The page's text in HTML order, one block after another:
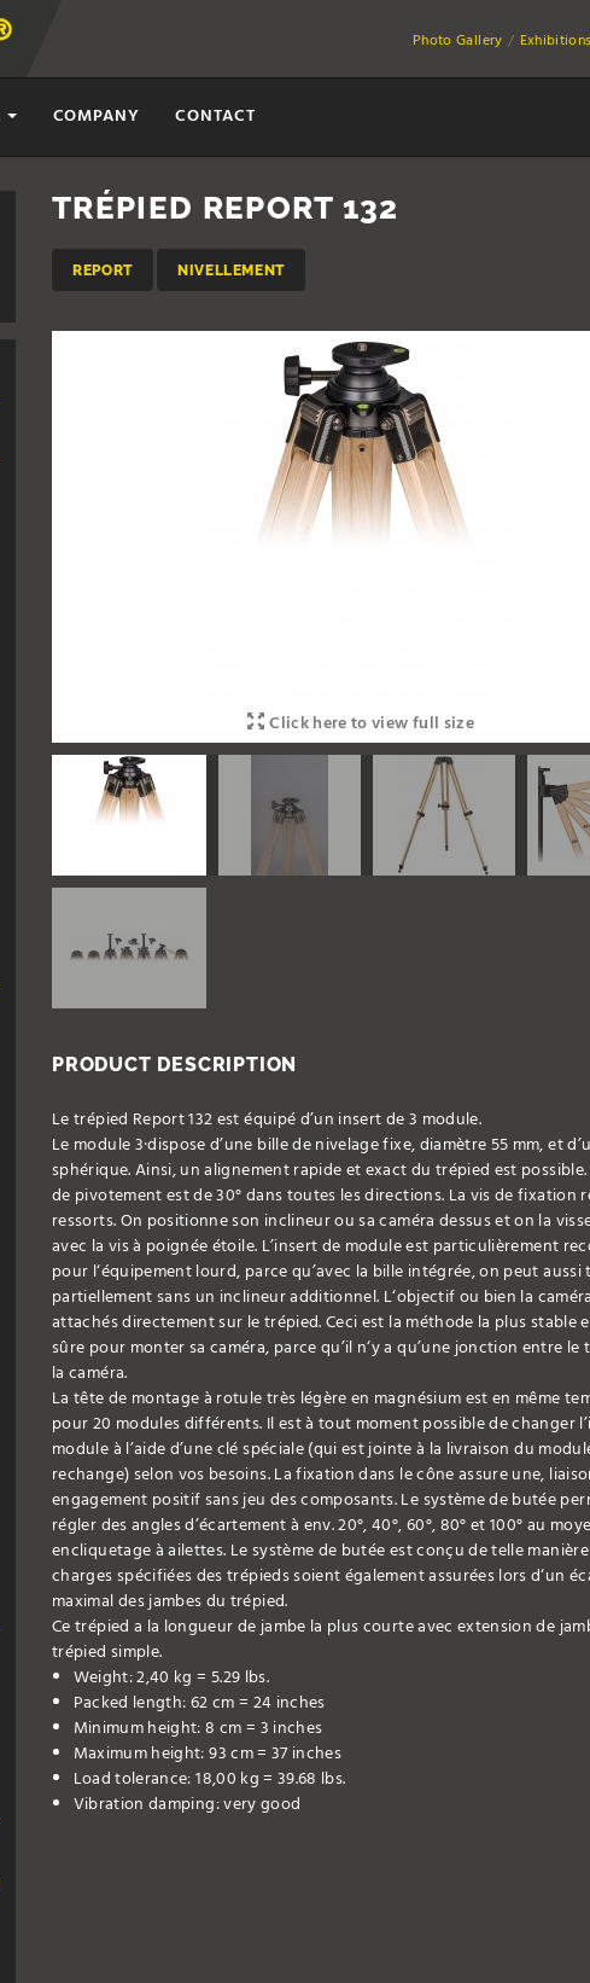
Photo Gallery
COMPANY CONTACT
TRÉPIED REPORT 132
REPORT NIVELLEMENT
Click here to view full size
PRODUCT DESCRIPTION
Le trépied Report 132 est équipé d’un insert de 3 module.
Le module 3·dispose d’une bille de nivelage fixe, diamètre 55 mm, et
sphérique. Ainsi, un alignement rapide et exact du trépied est
de pivotement est de 30° dans toutes les directions. La vis de fixation
ressorts. On positionne son inclineur ou sa caméra dessus et on la
avec la vis à poignée étoile. L’insert de module est particulièrement
pour l‘équipement lourd, parce qu’avec la bille intégrée, on peut aussi
partiellement sans un inclineur additionnel. L‘objectif ou bien la
attachés directement sur le trépied. Ceci est la méthode la plus stable
sûre pour monter sa caméra, parce qu’il n‘y a qu’une jonction entre le
la caméra.
La tête de montage à rotule très légère en magnésium est en même
pour 20 modules différents. Il est à tout moment possible de changer
module à l’aide d’une clé spéciale (qui est jointe à la livraison du
rechange) selon vos besoins. La fixation dans le cône assure une,
engagement positif sans jeu des composants. Le système de butée
régler des angles d’écartement à env. 20°, 40°, 60°, 80° et 100° au
encliquetage à ailettes. Le système de butée est conçu de telle
charges spécifiées des trépieds soient également assurées lors d‘un
maximal des jambes du trépied.
Ce trépied a la longueur de jambe la plus courte avec extension de
trépied simple.
Weight: 2,40 kg = 5.29 lbs.
Packed length: 62 cm = 24 inches
Minimum height: 8 cm = 3 inches
Maximum height: 93 cm = 37 inches
Load tolerance: 18,00 kg = 39.68 lbs.
Vibration damping: very good